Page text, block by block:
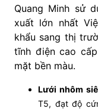
Quang Minh sử
xuất lớn nhất
khẩu sang thị
tĩnh điện cao
mặt bền màu.
Lưới nhôm
T5, đạt độ